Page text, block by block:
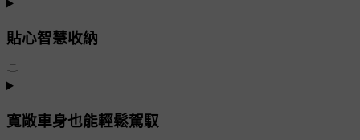
貼心智慧收納
寬敞車身也能輕鬆駕馭